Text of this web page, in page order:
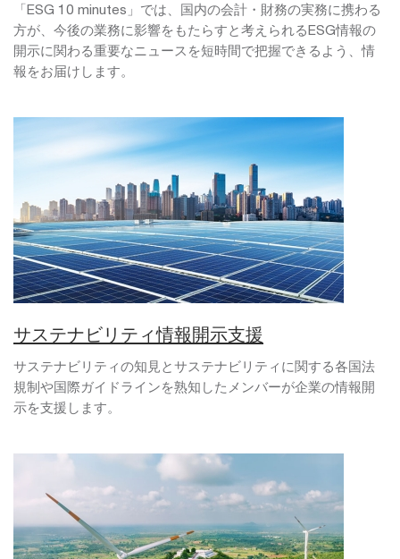
「ESG 10 minutes」では、国内の会計・財務の実務に携わる
方が、今後の業務に影響をもたらすと考えられるESG情報の
開示に関わる重要なニュースを短時間で把握できるよう、情
報をお届けします。
サステナビリティ情報開示支援
サステナビリティの知見とサステナビリティに関する各国法
規制や国際ガイドラインを熟知したメンバーが企業の情報開
示を支援します。